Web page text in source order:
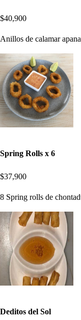
$40,900
Anillos de calamar
Spring Rolls x 6
$37,900
8 Spring rolls de
Deditos del Sol